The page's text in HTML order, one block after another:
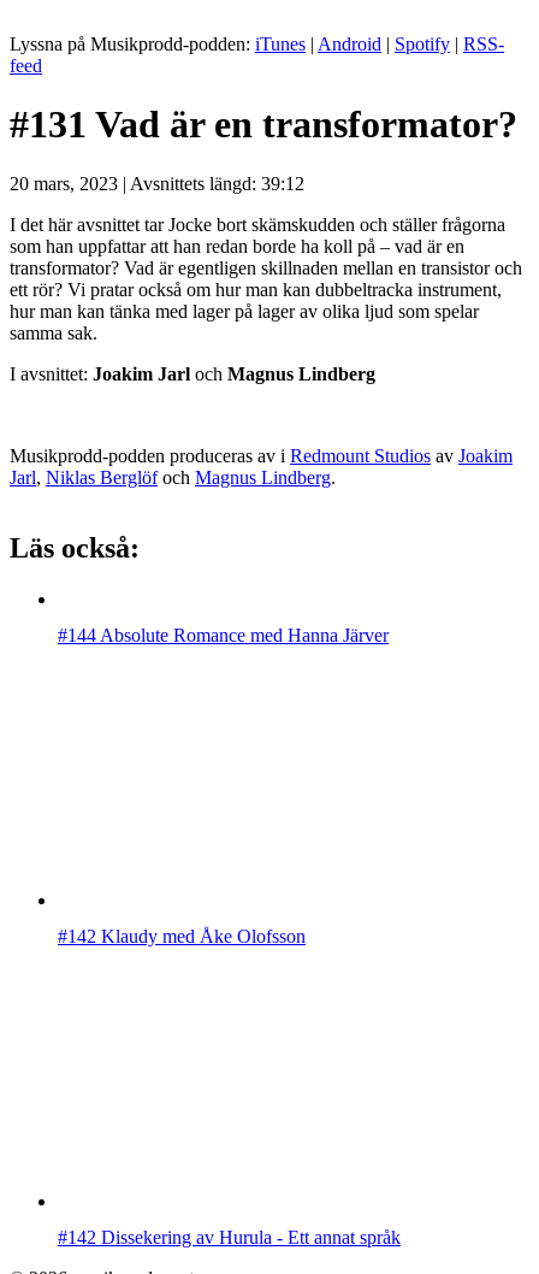
Lyssna på Musikprodd-podden: iTunes | Android | Spotify | RSS-
feed
#131 Vad är en transformator?
20 mars, 2023 | Avsnittets längd: 39:12
I det här avsnittet tar Jocke bort skämskudden och ställer frågorna
som han uppfattar att han redan borde ha koll på – vad är en
transformator? Vad är egentligen skillnaden mellan en transistor och
ett rör? Vi pratar också om hur man kan dubbeltracka instrument,
hur man kan tänka med lager på lager av olika ljud som spelar
samma sak.
I avsnittet: Joakim Jarl och Magnus Lindberg
Musikprodd-podden produceras av i Redmount Studios av Joakim
Jarl, Niklas Berglöfoch Magnus Lindberg.
Läs också:
#144 Absolute Romance med Hanna Järver
#142 Klaudy med Åke Olofsson
#142 Dissekering av Hurula - Ett annat språk